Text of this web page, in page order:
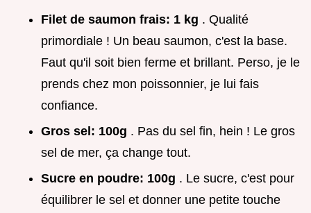
Filet de saumon frais: 1 kg . Qualité
primordiale ! Un beau saumon, c'est la base.
Faut qu'il soit bien ferme et brillant. Perso, je le
prends chez mon poissonnier, je lui fais
confiance.
Gros sel: 100g . Pas du sel fin, hein ! Le gros
sel de mer, ça change tout.
Sucre en poudre: 100g . Le sucre, c'est pour
équilibrer le sel et donner une petite touche